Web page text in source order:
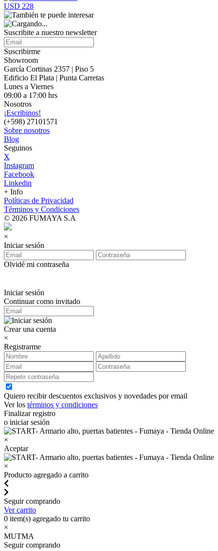
USD 228
Suscribite a nuestro newsletter
Suscribirme
Showroom
García Cortinas 2357 | Piso 5
Edificio El Plata | Punta Carretas
Lunes a Viernes
09:00 a 17:00 hrs
Nosotros
¡Escribinos!
(+598) 27101571
Sobre nosotros
Blog
Seguinos
X
Instagram
Facebook
Linkedin
+ Info
Políticas de Privacidad
Términos y Condiciones
© 2026 FUMAYA S.A
×
Iniciar sesión
Olvidé mi contraseña
Iniciar sesión
Continuar como invitado
Crear una cuenta
×
Registrarme
Quiero recibir descuentos exclusivos y novedades por email
Ver los términos y condiciones
Finalizar registro
o iniciar sesión
×
Aceptar
×
Producto agregado a carrito
Seguir comprando
Ver carrito
0 item(s) agregado tu carrito
×
MUTMA
Seguir comprando